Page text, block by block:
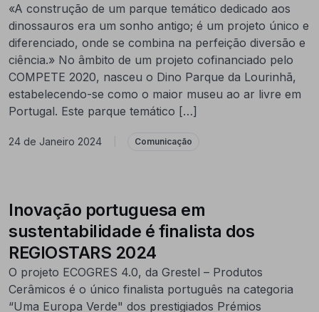
«A construção de um parque temático dedicado aos
dinossauros era um sonho antigo; é um projeto único e
diferenciado, onde se combina na perfeição diversão e
ciência.» No âmbito de um projeto cofinanciado pelo
COMPETE 2020, nasceu o Dino Parque da Lourinhã,
estabelecendo-se como o maior museu ao ar livre em
Portugal. Este parque temático […]
24 de Janeiro 2024 Comunicação
Inovação portuguesa em
sustentabilidade é finalista dos
REGIOSTARS 2024
O projeto ECOGRES 4.0, da Grestel – Produtos
Cerâmicos é o único finalista português na categoria
“Uma Europa Verde" dos prestigiados Prémios